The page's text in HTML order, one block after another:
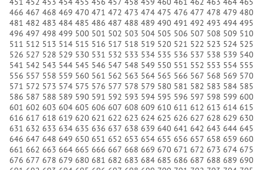
466 467 468 469 470 471 472 473 474 475 476 477 478 479 480
481 482 483 484 485 486 487 488 489 490 491 492 493 494 495
496 497 498 499 500 501 502 503 504 505 506 507 508 509 510
511 512 513 514 515 516 517 518 519 520 521 522 523 524 525
526 527 528 529 530 531 532 533 534 535 536 537 538 539 540
541 542 543 544 545 546 547 548 549 550 551 552 553 554 555
556 557 558 559 560 561 562 563 564 565 566 567 568 569 570
571 572 573 574 575 576 577 578 579 580 581 582 583 584 585
586 587 588 589 590 591 592 593 594 595 596 597 598 599 600
601 602 603 604 605 606 607 608 609 610 611 612 613 614 615
616 617 618 619 620 621 622 623 624 625 626 627 628 629 630
631 632 633 634 635 636 637 638 639 640 641 642 643 644 645
646 647 648 649 650 651 652 653 654 655 656 657 658 659 660
661 662 663 664 665 666 667 668 669 670 671 672 673 674 675
676 677 678 679 680 681 682 683 684 685 686 687 688 689 690